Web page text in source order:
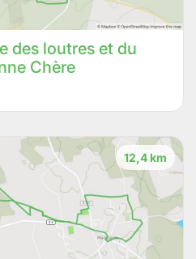
des loutres et du
Chère
12,4 km